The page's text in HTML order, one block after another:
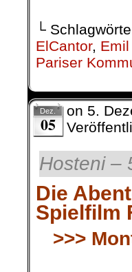
└
ElCantor,
Pariser
Dez.
05
on 5.
Hosteni –
Die
Spielfilm
>>>